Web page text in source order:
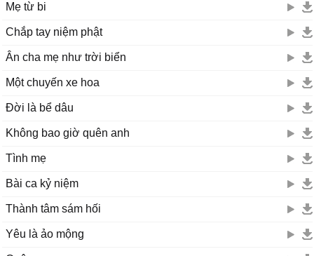
Mẹ từ bi
Chắp tay niệm phật
Ân cha mẹ như trời biển
Một chuyến xe hoa
Đời là bể dâu
Không bao giờ quên anh
Tình mẹ
Bài ca kỷ niệm
Thành tâm sám hối
Yêu là ảo mộng